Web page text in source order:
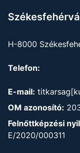
H-8000
Telefon:
E-mail:
OM azonosító:
Felnőttképzési
E/2020/000311